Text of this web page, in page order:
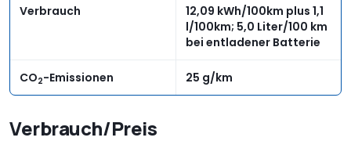
Verbrauch
12,09 kWh/100km plus 1,1
l/100km; 5,0 Liter/100 km
bei entladener Batterie
CO2-Emissionen 25 g/km
Verbrauch/Preis